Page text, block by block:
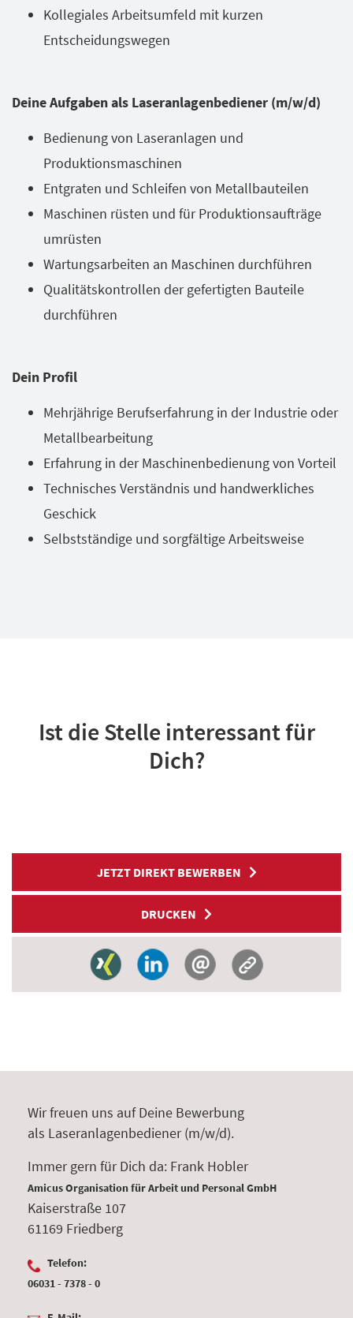
Kollegiales Arbeitsumfeld mit kurzen
Entscheidungswegen
Deine Aufgaben als Laseranlagenbediener (m/w/d)
Bedienung von Laseranlagen und
Produktionsmaschinen
Entgraten und Schleifen von Metallbauteilen
Maschinen rüsten und für Produktionsaufträge
umrüsten
Wartungsarbeiten an Maschinen durchführen
Qualitätskontrollen der gefertigten Bauteile
durchführen
Dein Profil
Mehrjährige Berufserfahrung in der Industrie oder
Metallbearbeitung
Erfahrung in der Maschinenbedienung von Vorteil
Technisches Verständnis und handwerkliches
Geschick
Selbstständige und sorgfältige Arbeitsweise
Ist die Stelle interessant für
Dich?
JETZT DIREKT BEWERBEN
DRUCKEN
Wir freuen uns auf Deine Bewerbung
als Laseranlagenbediener (m/w/d).
Immer gern für Dich da: Frank Hobler
Amicus Organisation für Arbeit und Personal GmbH
Kaiserstraße 107
61169 Friedberg
Telefon:
06031 - 7378 - 0